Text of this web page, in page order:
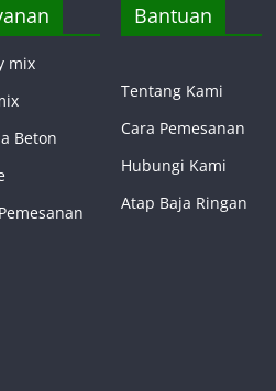
mix
Beton
Bantuan
Tentang Kami
Cara Pemesanan
Hubungi Kami
Atap Baja Ringan